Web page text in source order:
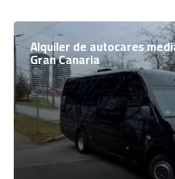
Alquiler de autocares
Gran Canaria